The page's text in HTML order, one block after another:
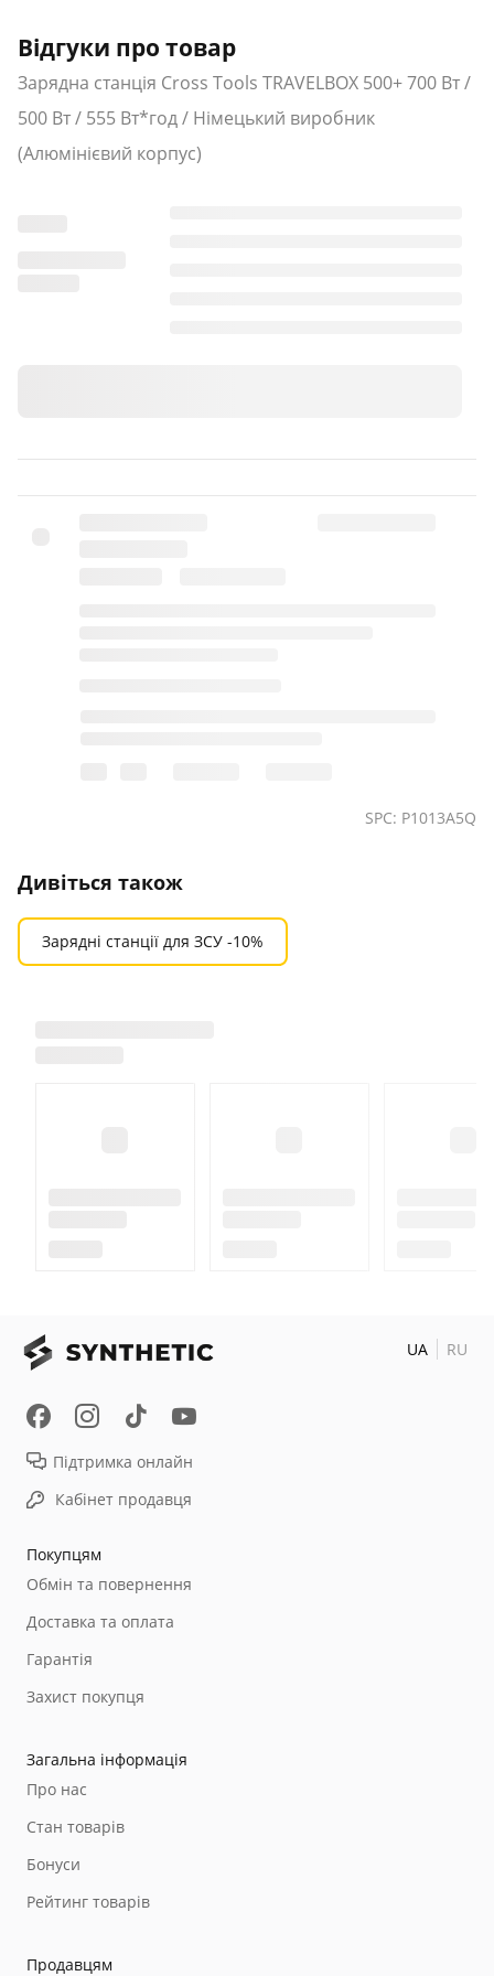
Відгуки про товар
Зарядна станція Cross Tools TRAVELBOX 500+ 700 Вт /
500 Вт / 555 Вт*год / Німецький виробник
(Алюмінієвий корпус)
SPC: P1013A5Q
Дивіться також
Зарядні станції для ЗСУ -10%
Покупцям
Обмін та повернення
Доставка та оплата
Гарантія
Захист покупця
Загальна інформація
Про нас
Стан товарів
Бонуси
Рейтинг товарів
Продавцям
Підтримка онлайн
Кабінет продавця
UA RU